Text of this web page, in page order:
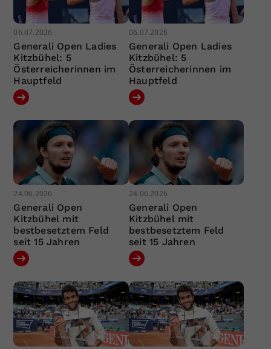
06.07.2026
Generali Open Ladies
Kitzbühel: 5
Österreicherinnen im
Hauptfeld
06.07.2026
Generali Open Ladies
Kitzbühel: 5
Österreicherinnen im
Hauptfeld
24.06.2026
Generali Open
Kitzbühel mit
bestbesetztem Feld
seit 15 Jahren
24.06.2026
Generali Open
Kitzbühel mit
bestbesetztem Feld
seit 15 Jahren